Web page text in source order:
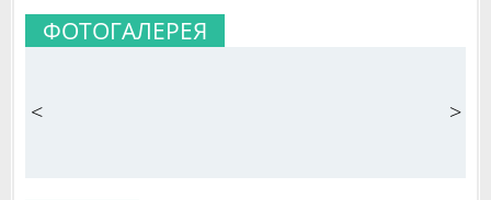
ФОТОГАЛЕРЕЯ
< >